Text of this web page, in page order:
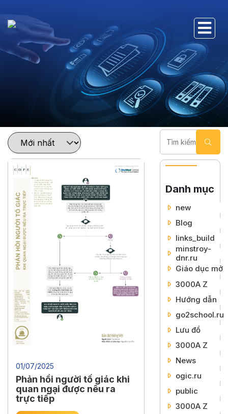
01/07/2025
Phản hồi người tố giác khi
quan ngại được nêu ra
trực tiếp
Danh mục
new
Blog
links_build
minstroy-
dnr.ru
Giáo dục mở
3000A Z
Hướng dẫn
go2school.ru
Lưu đồ
3000A Z
News
ogic.ru
public
3000A Z